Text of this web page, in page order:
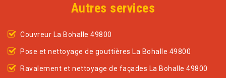
Autres services
Couvreur La Bohalle 49800
Pose et nettoyage de gouttières La Bohalle 49800
Ravalement et nettoyage de façades La Bohalle 49800